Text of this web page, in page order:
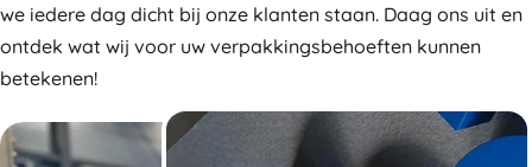
we iedere dag dicht bij onze klanten staan. Daag ons uit en
ontdek wat wij voor uw verpakkingsbehoeften kunnen
betekenen!